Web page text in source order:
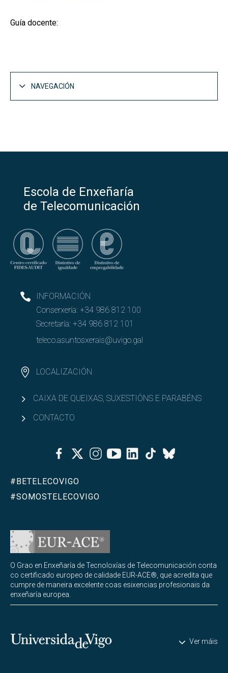
Guía docente:
NAVEGACIÓN
Escola de Enxeñaría
de Telecomunicación
INFORMACIÓN
Conserxería: +34 986 812 100
Secretaría: +34 986 812 101
teleco.asuntosxerais@uvigo.gal
LOCALIZACIÓN
CAIXA DE QUEIXAS, SUXESTIÓNS E PARABÉNS
CONTACTO
FacebookTwitterInstagramYoutubeLinkedinTiktok
Bluesky
#BETELECOVIGO
#SOMOSTELECOVIGO
O Grao en Enxeñaría de Tecnoloxías de Telecomunicación conta
co certificado europeo de calidade EUR-ACE®, que acredita que
cumpre de maneira excelente coas esixencias profesionais da
enxeñaría europea.
Universidade de Vigo Ver máis